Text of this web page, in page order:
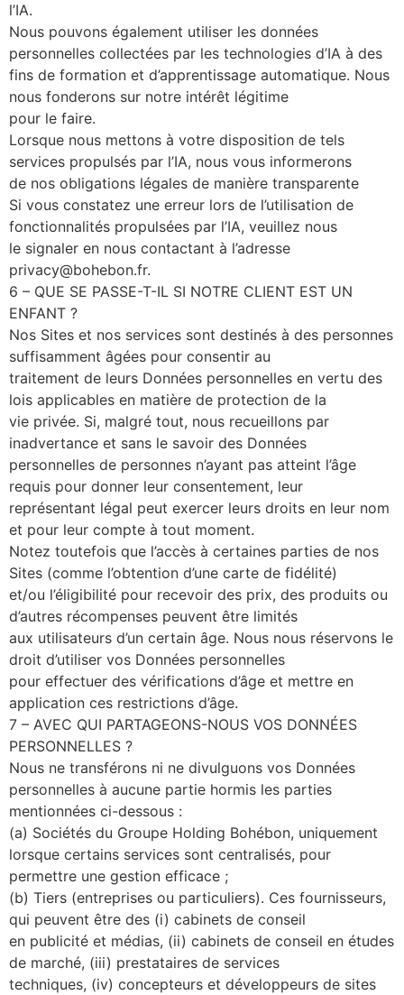
l’IA.
Nous pouvons également utiliser les données
personnelles collectées par les technologies d’IA à des
fins de formation et d’apprentissage automatique. Nous
nous fonderons sur notre intérêt légitime
pour le faire.
Lorsque nous mettons à votre disposition de tels
services propulsés par l’IA, nous vous informerons
de nos obligations légales de manière transparente
Si vous constatez une erreur lors de l’utilisation de
fonctionnalités propulsées par l’IA, veuillez nous
le signaler en nous contactant à l’adresse
privacy@bohebon.fr.
6 – QUE SE PASSE-T-IL SI NOTRE CLIENT EST UN
ENFANT ?
Nos Sites et nos services sont destinés à des personnes
suffisamment âgées pour consentir au
traitement de leurs Données personnelles en vertu des
lois applicables en matière de protection de la
vie privée. Si, malgré tout, nous recueillons par
inadvertance et sans le savoir des Données
personnelles de personnes n’ayant pas atteint l’âge
requis pour donner leur consentement, leur
représentant légal peut exercer leurs droits en leur nom
et pour leur compte à tout moment.
Notez toutefois que l’accès à certaines parties de nos
Sites (comme l’obtention d’une carte de fidélité)
et/ou l’éligibilité pour recevoir des prix, des produits ou
d’autres récompenses peuvent être limités
aux utilisateurs d’un certain âge. Nous nous réservons le
droit d’utiliser vos Données personnelles
pour effectuer des vérifications d’âge et mettre en
application ces restrictions d’âge.
7 – AVEC QUI PARTAGEONS-NOUS VOS DONNÉES
PERSONNELLES ?
Nous ne transférons ni ne divulguons vos Données
personnelles à aucune partie hormis les parties
mentionnées ci-dessous :
(a) Sociétés du Groupe Holding Bohébon, uniquement
lorsque certains services sont centralisés, pour
permettre une gestion efficace ;
(b) Tiers (entreprises ou particuliers). Ces fournisseurs,
qui peuvent être des (i) cabinets de conseil
en publicité et médias, (ii) cabinets de conseil en études
de marché, (iii) prestataires de services
techniques, (iv) concepteurs et développeurs de sites